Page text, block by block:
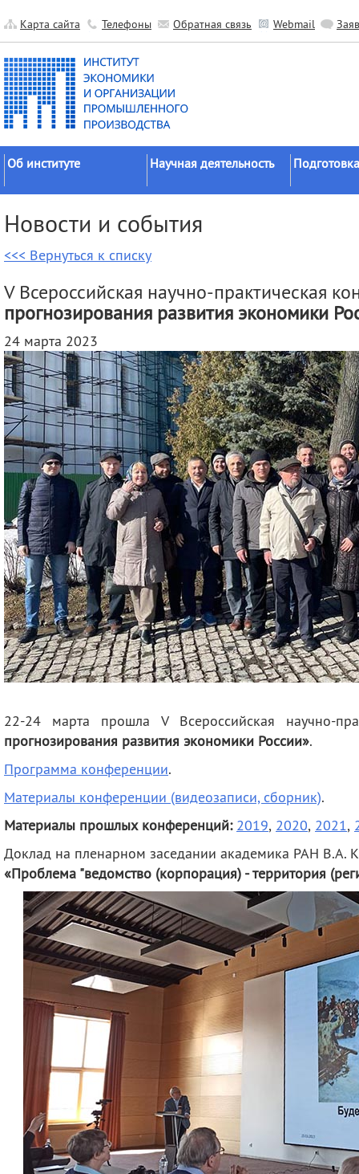
Карта сайта Телефоны Обратная связь Webmail
Об институте
Официальные документы
История
Научные подразделения
Прочие подразделения
Издательская
деятельность
Контакты
Научная деятельность
исследований
Гранты
Научные школы
Мероприятия
Публикации
советы
Целевое
Новости и события
<<< Вернуться к списку
V Всероссийская научно-практическая
прогнозирования развития экономики
24 марта 2023
22-24 марта прошла V Всероссийская научно-
прогнозирования развития экономики России».
Программа конференции.
Материалы конференции (видеозаписи, сборник).
Материалы прошлых конференций: 2019, 2020, 2021,
Доклад на пленарном заседании академика РАН В.А.
«Проблема "ведомство (корпорация) - территория